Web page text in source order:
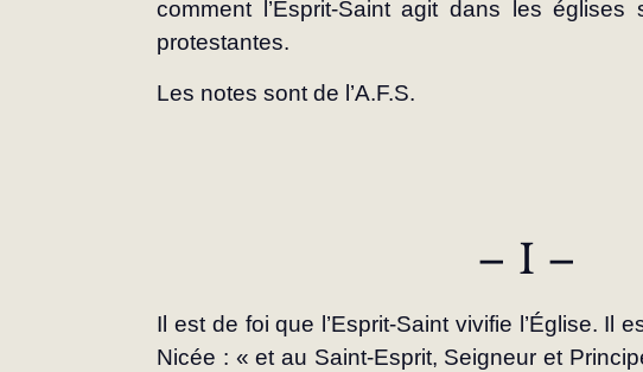
comment l’Esprit-Saint agit dans les églises
protestantes.
Les notes sont de l’A.F.S.
– I –
Il est de foi que l’Esprit-Saint vivifie l’Église. Il
Nicée : « et au Saint-Esprit, Seigneur et